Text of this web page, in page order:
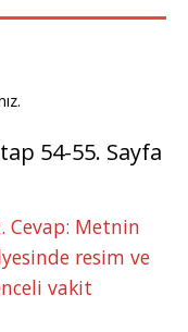
.
54-55. Sayfa
Cevap: Metnin
resim ve
vakit